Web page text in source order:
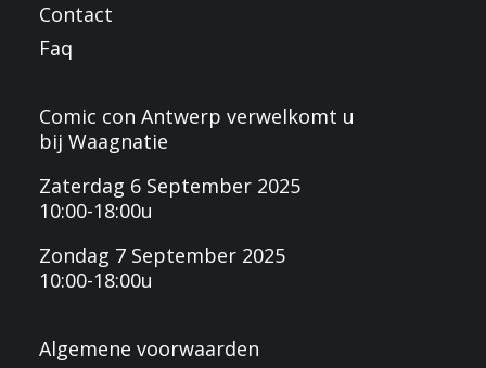
Contact
Faq
Comic con Antwerp verwelkomt u
bij Waagnatie
Zaterdag 6 September 2025
10:00-18:00u
Zondag 7 September 2025
10:00-18:00u
Algemene voorwaarden